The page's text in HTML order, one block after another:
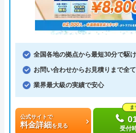
全国各地の拠点から最短30分で駆
お問い合わせからお見積りまで全
業界最大級の実績で安心
公式サイトで
料金詳細を見る
ま
受付